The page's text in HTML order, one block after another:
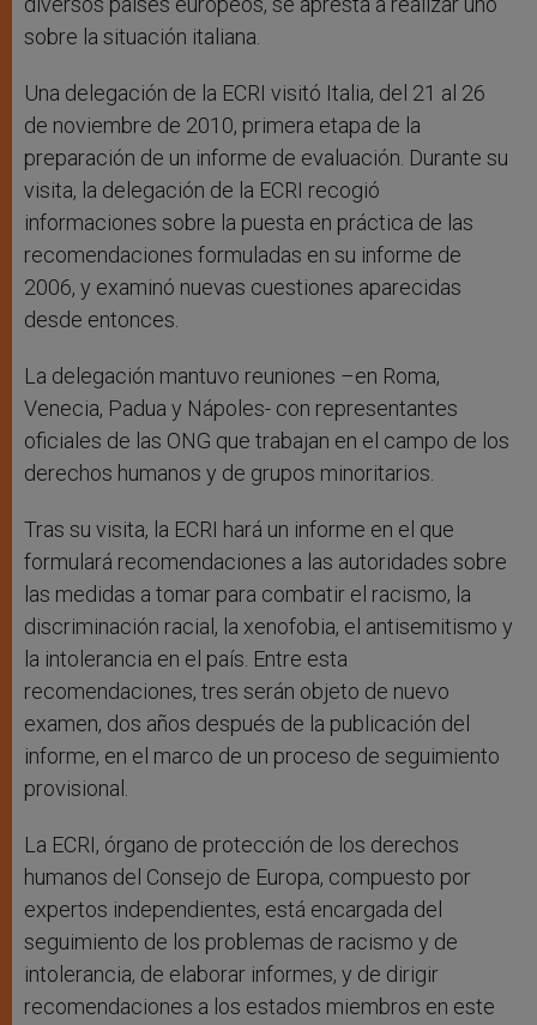
sobre la situación italiana.
Una delegación de la ECRI visitó Italia, del 21 al 26
de noviembre de 2010, primera etapa de la
preparación de un informe de evaluación. Durante su
visita, la delegación de la ECRI recogió
informaciones sobre la puesta en práctica de las
recomendaciones formuladas en su informe de
2006, y examinó nuevas cuestiones aparecidas
desde entonces.
La delegación mantuvo reuniones –en Roma,
Venecia, Padua y Nápoles- con representantes
oficiales de las ONG que trabajan en el campo de los
derechos humanos y de grupos minoritarios.
Tras su visita, la ECRI hará un informe en el que
formulará recomendaciones a las autoridades sobre
las medidas a tomar para combatir el racismo, la
discriminación racial, la xenofobia, el antisemitismo y
la intolerancia en el país. Entre esta
recomendaciones, tres serán objeto de nuevo
examen, dos años después de la publicación del
informe, en el marco de un proceso de seguimiento
provisional.
La ECRI, órgano de protección de los derechos
humanos del Consejo de Europa, compuesto por
expertos independientes, está encargada del
seguimiento de los problemas de racismo y de
intolerancia, de elaborar informes, y de dirigir
recomendaciones a los estados miembros en este